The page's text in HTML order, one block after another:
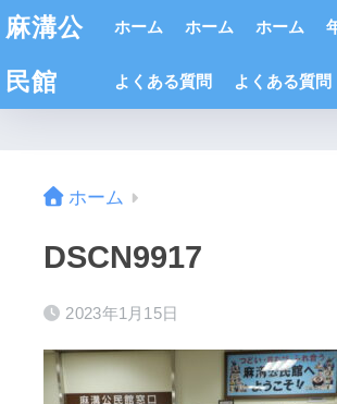
麻溝公
民館
ホーム ホーム ホーム
よくある質問 よくある質問
ホーム
DSCN9917
2023年1月15日